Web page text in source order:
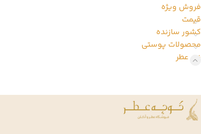
فروش ویژه
قیمت
کشور سازنده
محصولات پوستی
نت عطر